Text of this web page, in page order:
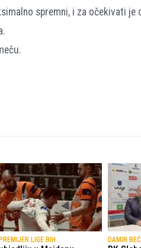
spremni, i za očekivati je
LIGE BIH DAMIR